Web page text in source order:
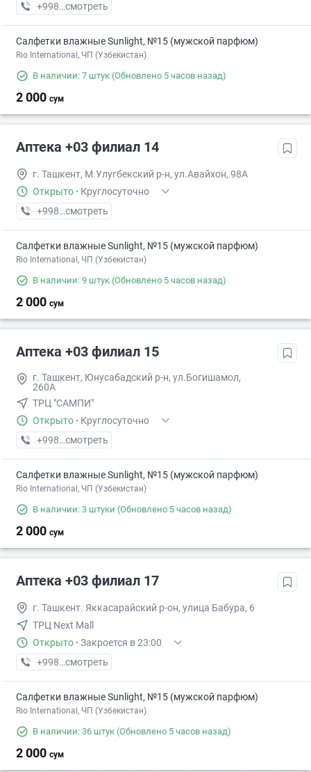
+998 (95) XXX-XX-XX
смотреть
Салфетки влажные Sunlight, №15 (мужской парфюм)
Rio International, ЧП (Узбекистан)
В наличии: 7 штук (Обновлено 5 часов назад)
2 000 сум
Аптека +03 филиал 14
г. Ташкент, М.Улугбекский р-н, ул.Авайхон, 98А
Открыто · Круглосуточно
+998 (97) XXX-XX-XX
смотреть
Салфетки влажные Sunlight, №15 (мужской парфюм)
Rio International, ЧП (Узбекистан)
В наличии: 9 штук (Обновлено 5 часов назад)
2 000 сум
Аптека +03 филиал 15
г. Ташкент, Юнусабадский р-н, ул.Богишамол,
260А
ТРЦ "САМПИ"
Открыто · Круглосуточно
+998 (88) XXX-XX-XX
смотреть
Салфетки влажные Sunlight, №15 (мужской парфюм)
Rio International, ЧП (Узбекистан)
В наличии: 3 штуки (Обновлено 5 часов назад)
2 000 сум
Аптека +03 филиал 17
г. Ташкент. Яккасарайский р-он, улица Бабура, 6
ТРЦ Next Mall
Открыто · Закроется в 23:00
+998 (77) XXX-XX-XX
смотреть
Салфетки влажные Sunlight, №15 (мужской парфюм)
Rio International, ЧП (Узбекистан)
В наличии: 36 штук (Обновлено 5 часов назад)
2 000 сум